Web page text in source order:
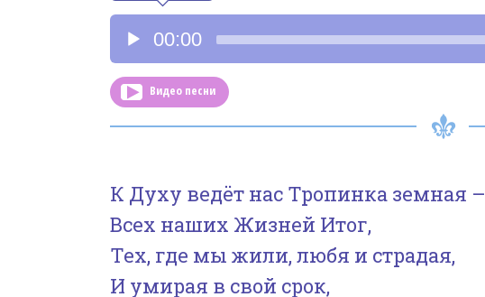
Аудиоплеер
00:00
Видео песни
К Духу ведёт нас Тропинка земная –
Всех наших Жизней Итог,
Тех, где мы жили, любя и страдая,
И умирая в свой срок,